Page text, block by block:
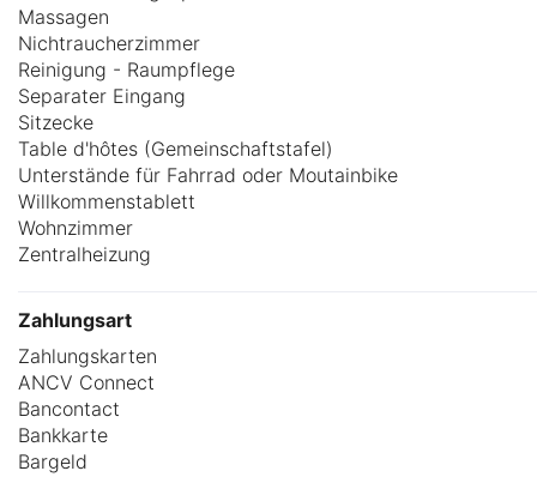
Massagen
Nichtraucherzimmer
Reinigung - Raumpflege
Separater Eingang
Sitzecke
Table d'hôtes (Gemeinschaftstafel)
Unterstände für Fahrrad oder Moutainbike
Willkommenstablett
Wohnzimmer
Zentralheizung
Zahlungsart
Zahlungskarten
ANCV Connect
Bancontact
Bankkarte
Bargeld